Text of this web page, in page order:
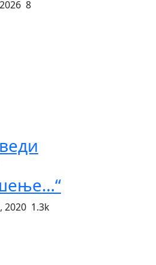
8
2020 1.3k